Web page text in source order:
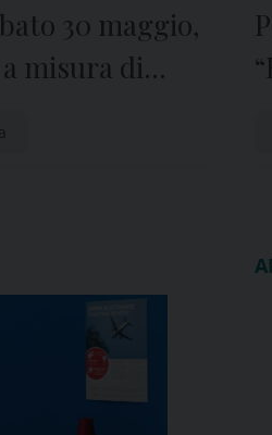
30 maggio,
misura di